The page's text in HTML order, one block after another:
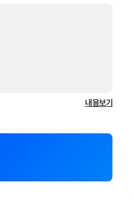
내용보기